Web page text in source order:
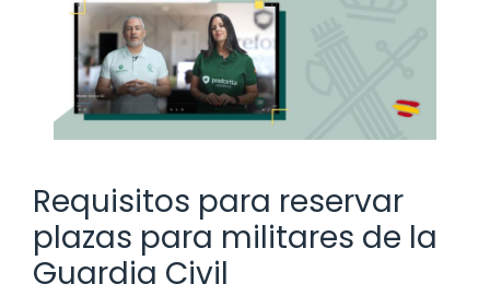
Requisitos para reservar
plazas para militares de la
Guardia Civil